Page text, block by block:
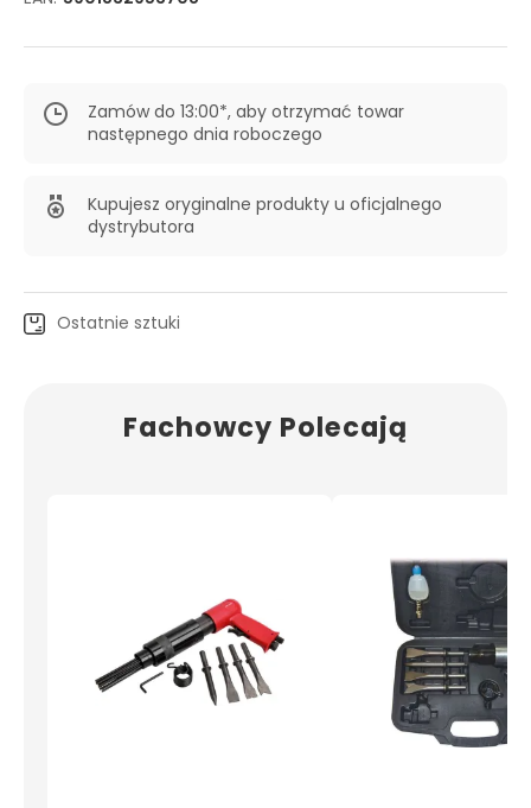
Zamów do 13:00*, aby otrzymać towar
następnego dnia roboczego
Kupujesz oryginalne produkty u oficjalnego
dystrybutora
Ostatnie sztuki
Fachowcy Polecają